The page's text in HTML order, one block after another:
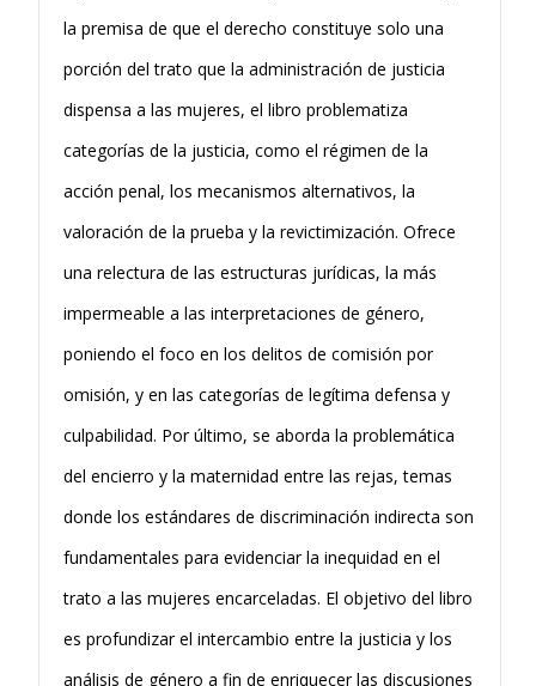
la premisa de que el derecho constituye solo una
porción del trato que la administración de justicia
dispensa a las mujeres, el libro problematiza
categorías de la justicia, como el régimen de la
acción penal, los mecanismos alternativos, la
valoración de la prueba y la revictimización. Ofrece
una relectura de las estructuras jurídicas, la más
impermeable a las interpretaciones de género,
poniendo el foco en los delitos de comisión por
omisión, y en las categorías de legítima defensa y
culpabilidad. Por último, se aborda la problemática
del encierro y la maternidad entre las rejas, temas
donde los estándares de discriminación indirecta son
fundamentales para evidenciar la inequidad en el
trato a las mujeres encarceladas. El objetivo del libro
es profundizar el intercambio entre la justicia y los
análisis de género a fin de enriquecer las discusiones